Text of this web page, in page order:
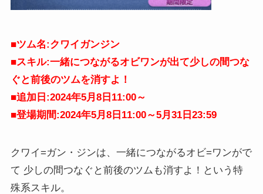
■ツム名:クワイガンジン
■スキル:一緒につながるオビワンが出て少しの間つな
ぐと前後のツムを消すよ！
■追加日:2024年5月8日11:00～
■登場期間:2024年5月8日11:00～5月31日 23:59
クワイ=ガン・ジンは、一緒につながるオビ=ワンがで
て 少しの間つなぐと前後のツムも消すよ！という特
殊系スキル。